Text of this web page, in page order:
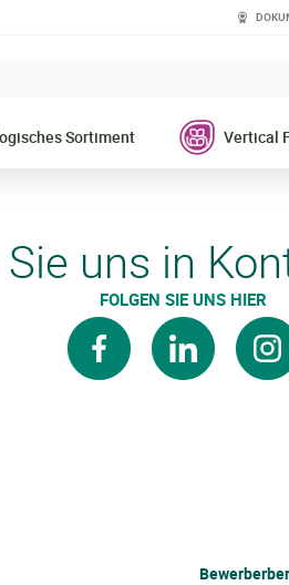
Sortiment Vertical
uns in
FOLGEN SIE UNS HIER
facebookverlinkt auf